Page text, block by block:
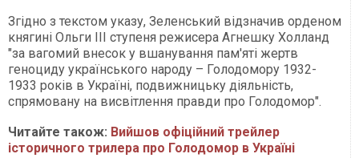
Згідно з текстом указу, Зеленський відзначив орденом
княгині Ольги III ступеня режисера Агнешку Холланд
"за вагомий внесок у вшанування пам'яті жертв
геноциду українського народу – Голодомору 1932-
1933 років в Україні, подвижницьку діяльність,
спрямовану на висвітлення правди про Голодомор".
Читайте також: Вийшов офіційний трейлер
історичного трилера про Голодомор в Україні